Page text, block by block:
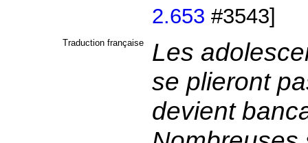
2.653 #3543]
Traduction française
Les
se plieront
devient